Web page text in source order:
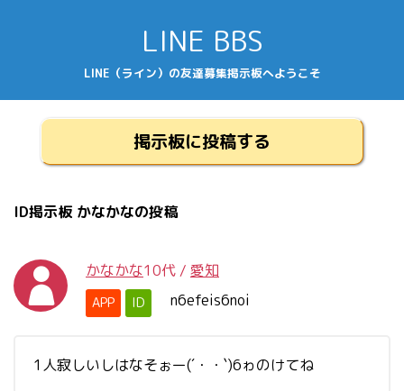
LINE BBS
LINE（ライン）の友達募集掲示板へようこそ
掲示板に投稿する
ID掲示板 かなかなの投稿
かなかな10代 / 愛知
APP ID n6efeis6noi
1人寂しいしはなそぉー(´・・`)6ゎのけてね